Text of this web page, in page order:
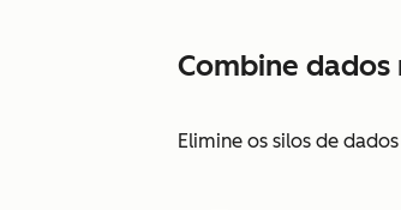
Combine
Elimine os silos de